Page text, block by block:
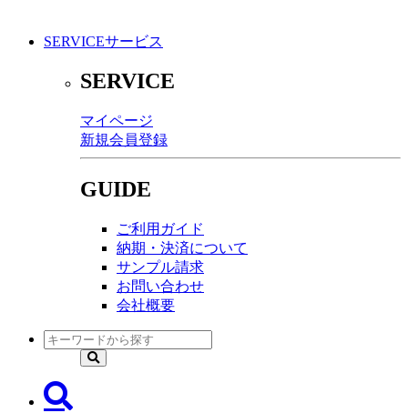
SERVICEサービス
SERVICE
マイページ
新規会員登録
GUIDE
ご利用ガイド
納期・決済について
サンプル請求
お問い合わせ
会社概要